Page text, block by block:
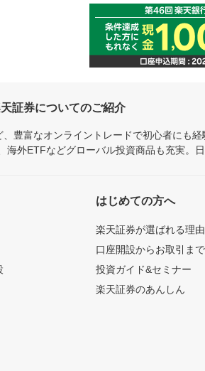
証券についてのご紹介
、豊富なオンライントレードで初心者にも
海外ETFなどグローバル投資商品も充実。
はじめての方へ
楽天証券が選ばれる理由
口座開設からお取引ま
投資ガイド&セミナー
楽天証券のあんしん